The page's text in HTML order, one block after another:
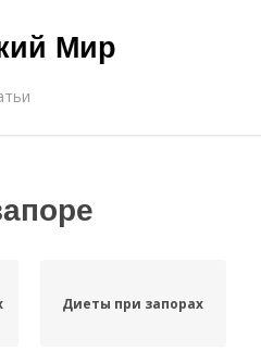
Мир
Диеты при запорах